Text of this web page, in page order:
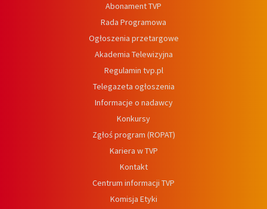
Abonament TVP
Rada Programowa
Ogłoszenia przetargowe
Akademia Telewizyjna
Regulamin tvp.pl
Telegazeta ogłoszenia
Informacje o nadawcy
Konkursy
Zgłoś program (ROPAT)
Kariera w TVP
Kontakt
Centrum informacji TVP
Komisja Etyki